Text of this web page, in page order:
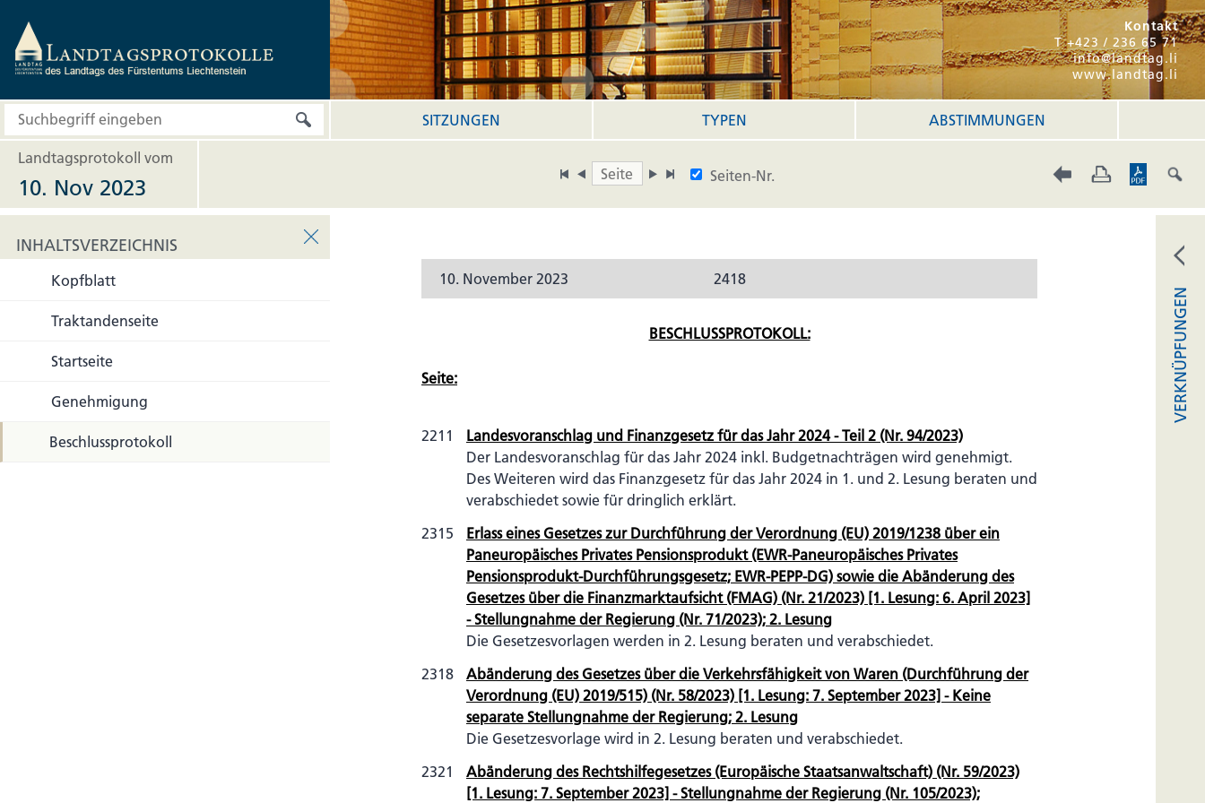
Kontakt
T +423 / 236 65 71
info@landtag.li
www.landtag.li
SITZUNGEN TYPEN ABSTIMMUNGEN
Landtagsprotokoll vom
Seiten-Nr.
10. Nov 2023
INHALTSVERZEICHNIS
Kopfblatt
Traktandenseite
Startseite
Genehmigung
Beschlussprotokoll
10. November 2023 2418
BESCHLUSSPROTOKOLL:
Seite:
2211
Landesvoranschlag und Finanzgesetz für das Jahr 2024 - Teil 2 (Nr. 94/2023)
Der Landesvoranschlag für das Jahr 2024 inkl. Budgetnachträgen wird genehmigt.
Des Weiteren wird das Finanzgesetz für das Jahr 2024 in 1. und 2. Lesung beraten und
verabschiedet sowie für dringlich erklärt.
2315
Erlass eines Gesetzes zur Durchführung der Verordnung (EU) 2019/1238 über ein
Paneuropäisches Privates Pensionsprodukt (EWR-Paneuropäisches Privates
Pensionsprodukt-Durchführungsgesetz; EWR-PEPP-DG) sowie die Abänderung des
Gesetzes über die Finanzmarktaufsicht (FMAG) (Nr. 21/2023) [1. Lesung: 6. April 2023]
- Stellungnahme der Regierung (Nr. 71/2023); 2. Lesung
Die Gesetzesvorlagen werden in 2. Lesung beraten und verabschiedet.
2318
Abänderung des Gesetzes über die Verkehrsfähigkeit von Waren (Durchführung der
Verordnung (EU) 2019/515) (Nr. 58/2023) [1. Lesung: 7. September 2023] - Keine
separate Stellungnahme der Regierung; 2. Lesung
Die Gesetzesvorlage wird in 2. Lesung beraten und verabschiedet.
2321
Abänderung des Rechtshilfegesetzes (Europäische Staatsanwaltschaft) (Nr. 59/2023)
[1. Lesung: 7. September 2023] - Stellungnahme der Regierung (Nr. 105/2023);
VERKNÜPFUNGEN